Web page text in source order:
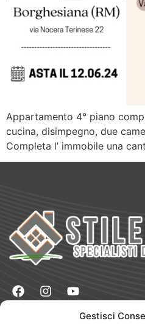
Gestisci
Appartamento 4° piano
cucina, disimpegno, due
Completa l’ immobile una